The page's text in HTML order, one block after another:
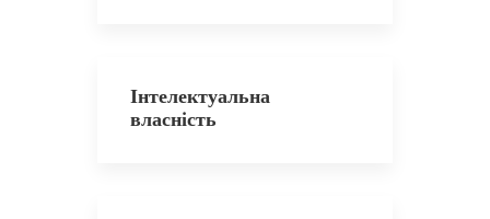
Інтелектуальна
власність